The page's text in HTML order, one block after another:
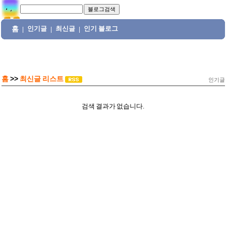
홈 인기글 최신글 인기 블로그
홈 >> 최신글 리스트 인기글
검색 결과가 없습니다.